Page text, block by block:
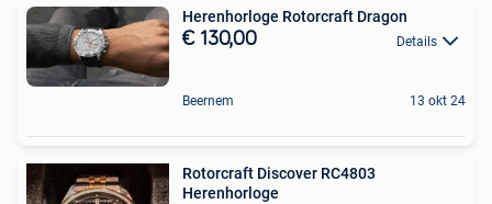
Herenhorloge Rotorcraft Dragon
€ 130,00 Details
Beernem 13 okt 24
Rotorcraft Discover RC4803
Herenhorloge